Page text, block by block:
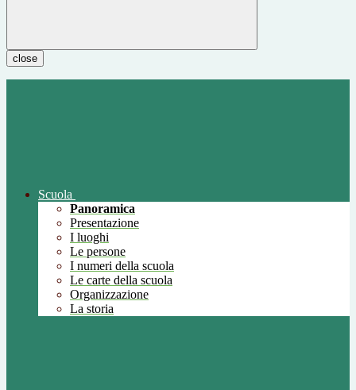
close
Scuola
Panoramica
Presentazione
I luoghi
Le persone
I numeri della scuola
Le carte della scuola
Organizzazione
La storia